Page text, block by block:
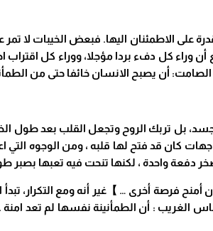
الاطمئنان اليها. فبعض الخيبات لا تمر
أن وراء كل دفء بردا مؤجلا، ووراء كل
أن يصبح الانسان خائفا حتى من
بل تربك الروح وتجعل القلب بعد طول
جهات كان قد فتح لها قلبه ، ومن الوجوه التي
دفعة واحدة ، لكنها تنحت فيه تعبها بصبر
أمنح فرصة أخرى … 】غير أنه ومع التكرار،
الغريب : أن الطمأنينة نفسها لم تعد